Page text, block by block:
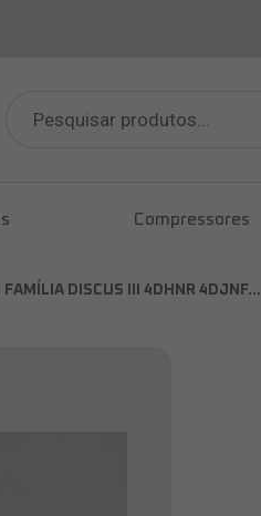
produtos
Compressores
FAMÍLIA DISCUS III 4DHNR 4DJNF…